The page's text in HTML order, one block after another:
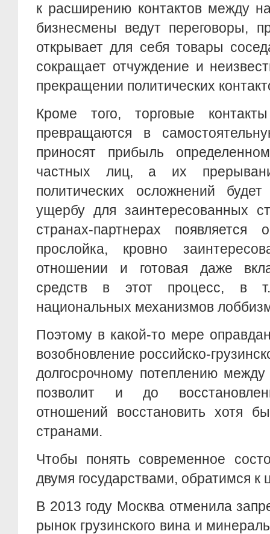
к расширению контактов между
бизнесмены ведут переговоры,
открывает для себя товары
сокращает отчуждение и
прекращении политических
Кроме того, торговые
превращаются в
приносят прибыль
частных лиц, а их
политических осложнений
ущербу для заинтересованных
странах-партнерах появляется
прослойка, кровно
отношении и готовая даже
средств в этот процесс, в
национальных механизмов
Поэтому в какой-то мере
возобновление российско-
долгосрочному потеплению
позволит и до
отношений восстановить хотя
странами.
Чтобы понять современное
двумя государствами, обратимся
В 2013 году Москва отменила
рынок грузинского вина и